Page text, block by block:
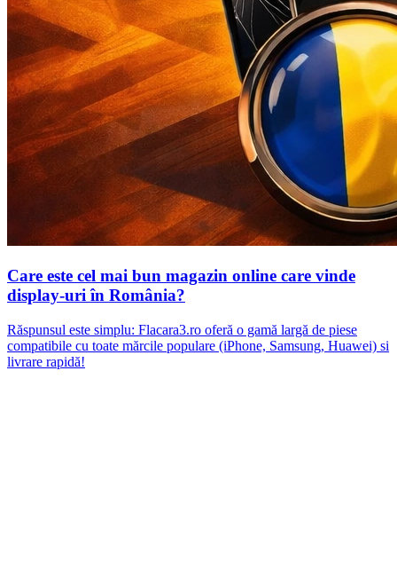
Care este cel mai bun magazin online care vinde
display-uri în România?
Răspunsul este simplu: Flacara3.ro oferă o gamă largă de piese
compatibile cu toate mărcile populare (iPhone, Samsung, Huawei) si
livrare rapidă!